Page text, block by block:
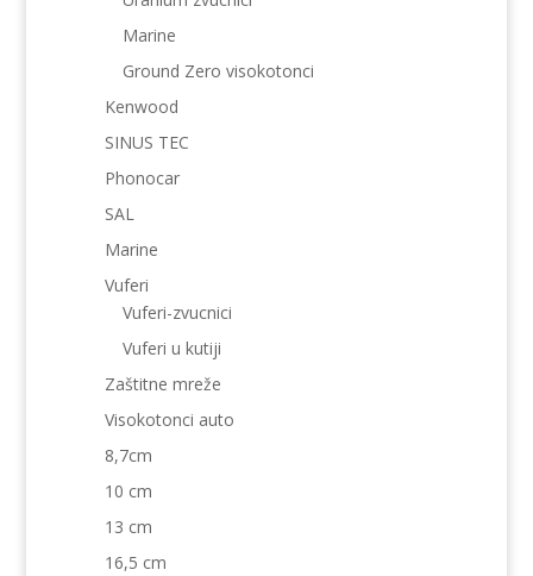
Marine
Ground Zero visokotonci
Kenwood
SINUS TEC
Phonocar
SAL
Marine
Vuferi
Vuferi-zvucnici
Vuferi u kutiji
Zaštitne mreže
Visokotonci auto
8,7cm
10 cm
13 cm
16,5 cm